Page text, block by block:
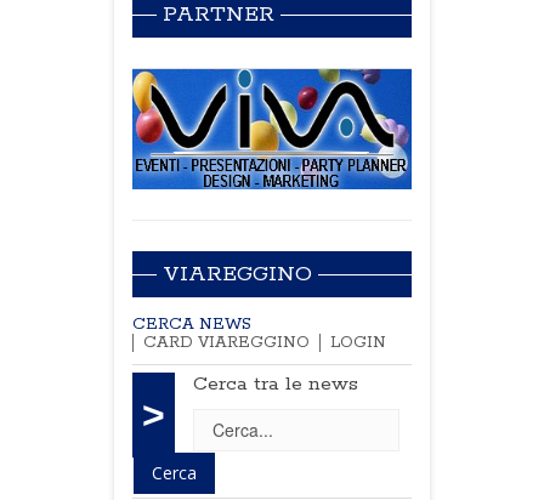
PARTNER
VIAREGGINO
CERCA NEWS
CARD VIAREGGINO
LOGIN
>
Cerca tra le news